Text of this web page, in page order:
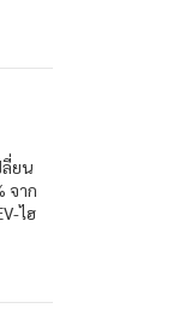
ลี่ยน
จาก
ไฮ